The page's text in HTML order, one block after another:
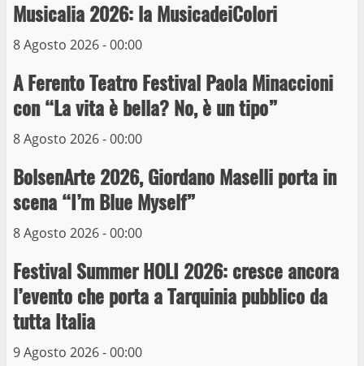
Musicalia 2026: la MusicadeiColori
8 Agosto 2026 - 00:00
A Ferento Teatro Festival Paola Minaccioni
con “La vita è bella? No, è un tipo”
8 Agosto 2026 - 00:00
BolsenArte 2026, Giordano Maselli porta in
scena “I’m Blue Myself”
8 Agosto 2026 - 00:00
Festival Summer HOLI 2026: cresce ancora
l’evento che porta a Tarquinia pubblico da
tutta Italia
9 Agosto 2026 - 00:00
3
4
La Polizia di Stato arresta il ladro seriale
delle auto in sosta a Viterbo
10 Maggio 2023
Prorogata la mostra dei bozzetti di
Michelangelo Buonarroti ospitata al
Museo dei Portici
6
Trasporto pubblico locale, trasferimento
capolinea al terminal Riello dal 15 al 17
giugno